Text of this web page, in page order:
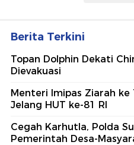
Berita Terkini
Topan Dolphin Dekati
Dievakuasi
Menteri Imipas Ziarah
Jelang HUT ke-81 RI
Cegah Karhutla, Polda
Pemerintah Desa-